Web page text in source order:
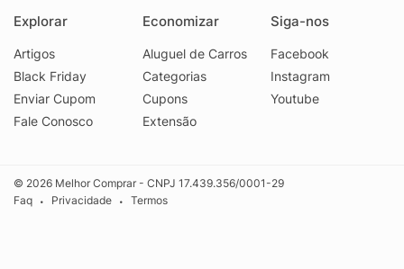
Explorar
Artigos
Black Friday
Enviar Cupom
Fale Conosco
Economizar
Aluguel de Carros
Categorias
Cupons
Extensão
Siga-nos
Facebook
Instagram
Youtube
© 2026 Melhor Comprar - CNPJ 17.439.356/0001-29
Faq
• Privacidade • Termos